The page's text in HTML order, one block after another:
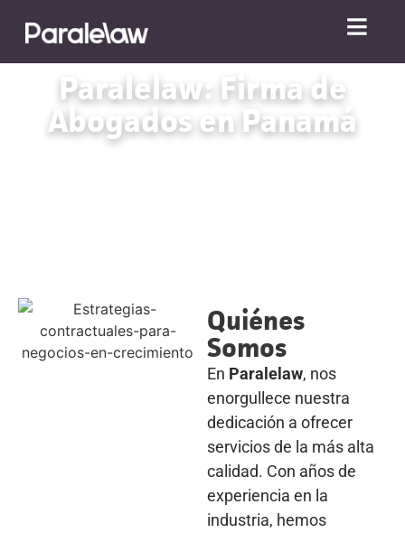
Paralelaw: Firma de
Abogados en Panamá
Quiénes
Somos
En Paralelaw, nos
enorgullece nuestra
dedicación a ofrecer
servicios de la más alta
calidad. Con años de
experiencia en la
industria, hemos